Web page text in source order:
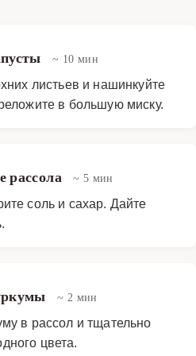
~ 10 мин
листьев и нашинкуйте
в большую миску.
рассола ~ 5 мин
соль и сахар. Дайте
~ 2 мин
в рассол и тщательно
цвета.